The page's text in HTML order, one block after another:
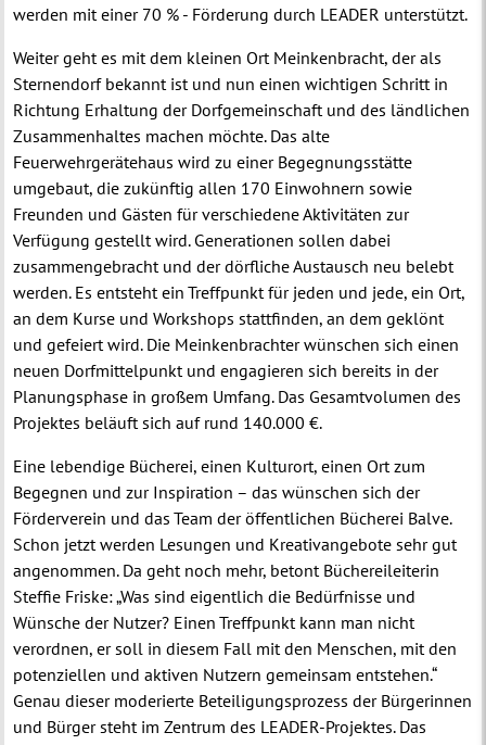
werden mit einer 70 % - Förderung durch LEADER unterstützt.
Weiter geht es mit dem kleinen Ort Meinkenbracht, der als
Sternendorf bekannt ist und nun einen wichtigen Schritt in
Richtung Erhaltung der Dorfgemeinschaft und des ländlichen
Zusammenhaltes machen möchte. Das alte
Feuerwehrgerätehaus wird zu einer Begegnungsstätte
umgebaut, die zukünftig allen 170 Einwohnern sowie
Freunden und Gästen für verschiedene Aktivitäten zur
Verfügung gestellt wird. Generationen sollen dabei
zusammengebracht und der dörfliche Austausch neu belebt
werden. Es entsteht ein Treffpunkt für jeden und jede, ein Ort,
an dem Kurse und Workshops stattfinden, an dem geklönt
und gefeiert wird. Die Meinkenbrachter wünschen sich einen
neuen Dorfmittelpunkt und engagieren sich bereits in der
Planungsphase in großem Umfang. Das Gesamtvolumen des
Projektes beläuft sich auf rund 140.000 €.
Eine lebendige Bücherei, einen Kulturort, einen Ort zum
Begegnen und zur Inspiration – das wünschen sich der
Förderverein und das Team der öffentlichen Bücherei Balve.
Schon jetzt werden Lesungen und Kreativangebote sehr gut
angenommen. Da geht noch mehr, betont Büchereileiterin
Steffie Friske: „Was sind eigentlich die Bedürfnisse und
Wünsche der Nutzer? Einen Treffpunkt kann man nicht
verordnen, er soll in diesem Fall mit den Menschen, mit den
potenziellen und aktiven Nutzern gemeinsam entstehen.“
Genau dieser moderierte Beteiligungsprozess der Bürgerinnen
und Bürger steht im Zentrum des LEADER-Projektes. Das